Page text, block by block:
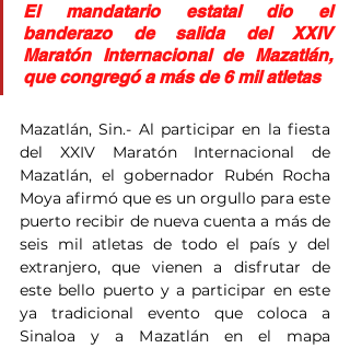
El mandatario estatal dio el
banderazo de salida del XXIV
Maratón Internacional de Mazatlán,
que congregó a más de 6 mil atletas
Mazatlán, Sin.- Al participar en la fiesta
del XXIV Maratón Internacional de
Mazatlán, el gobernador Rubén Rocha
Moya afirmó que es un orgullo para este
puerto recibir de nueva cuenta a más de
seis mil atletas de todo el país y del
extranjero, que vienen a disfrutar de
este bello puerto y a participar en este
ya tradicional evento que coloca a
Sinaloa y a Mazatlán en el mapa